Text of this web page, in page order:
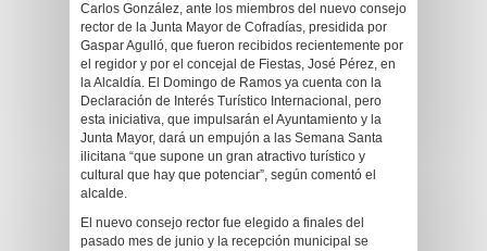
Carlos González, ante los miembros del nuevo consejo
rector de la Junta Mayor de Cofradías, presidida por
Gaspar Agulló, que fueron recibidos recientemente por
el regidor y por el concejal de Fiestas, José Pérez, en
la Alcaldía. El Domingo de Ramos ya cuenta con la
Declaración de Interés Turístico Internacional, pero
esta iniciativa, que impulsarán el Ayuntamiento y la
Junta Mayor, dará un empujón a las Semana Santa
ilicitana “que supone un gran atractivo turístico y
cultural que hay que potenciar”, según comentó el
alcalde.
El nuevo consejo rector fue elegido a finales del
pasado mes de junio y la recepción municipal se